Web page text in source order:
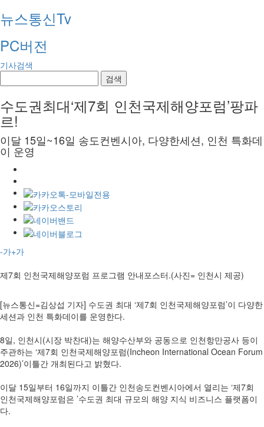
뉴스통신Tv
PC버전
기사검색
검색
수도권최대‘제7회 인천국제해양포럼’팡파
르!
이달 15일~16일 송도컨벤시아, 다양한세션, 인천 특화데
이 운영
-가+가
제7회 인천국제해양포럼 프로그램 안내포스터.(사진= 인천시 제공)
[뉴스통신=김상섭 기자] 수도권 최대 ‘제7회 인천국제해양포럼’이 다양한
세션과 인천 특화데이를 운영한다.
8일, 인천시(시장 박찬대)는 해양수산부와 공동으로 인천항만공사 등이
주관하는 ‘제7회 인천국제해양포럼(Incheon International Ocean Forum
2026)’이틀간 개최된다고 밝혔다.
이달 15일부터 16일까지 이틀간 인천송도컨벤시아에서 열리는 ‘제7회
인천국제해양포럼은 ’수도권 최대 규모의 해양 지식 비즈니스 플랫폼이
다.